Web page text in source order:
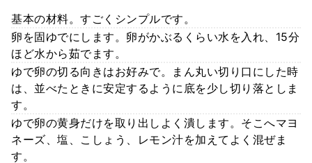
基本の材料。すごくシンプルです。
卵を固ゆでにします。卵がかぶるくらい水を入れ、15分
ほど水から茹でます。
ゆで卵の切る向きはお好みで。まん丸い切り口にした時
は、並べたときに安定するように底を少し切り落としま
す。
ゆで卵の黄身だけを取り出しよく潰します。そこへマヨ
ネーズ、塩、こしょう、レモン汁を加えてよく混ぜま
す。